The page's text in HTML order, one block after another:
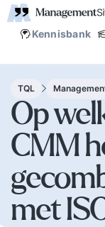
Kennisbank
TQL
Op
CMM
met